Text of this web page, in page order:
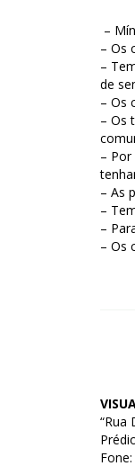
–
– Os
–
de
– Os
– Os
–
– As
–
–
– Os
“Rua